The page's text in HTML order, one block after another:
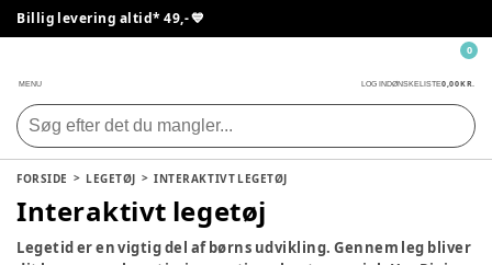
Billig levering altid* 49,- 💙
MENU LOG INDØNSKELISTE0,00 KR.
0
FORSIDE LEGETØJ INTERAKTIVT LEGETØJ
Interaktivt legetøj
Legetid er en vigtig del af børns udvikling. Gennem leg bliver